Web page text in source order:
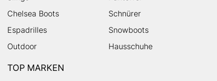
Chelsea Boots
Schnürer
Espadrilles
Snowboots
Outdoor
Hausschuhe
TOP MARKEN